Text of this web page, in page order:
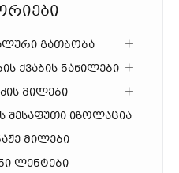
Გათბობა
Ქვაბის Ნაწილები
Მილები
Შესაფუთი Იზოლაცია
Მილები
Ლენტები